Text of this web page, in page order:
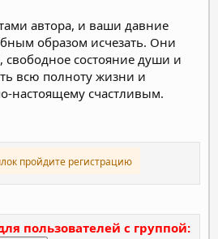
автора, и ваши давние
образом исчезать. Они
свободное состояние души и
всю полноту жизни и
настоящему счастливым.
пройдите регистрацию
пользователей с группой: